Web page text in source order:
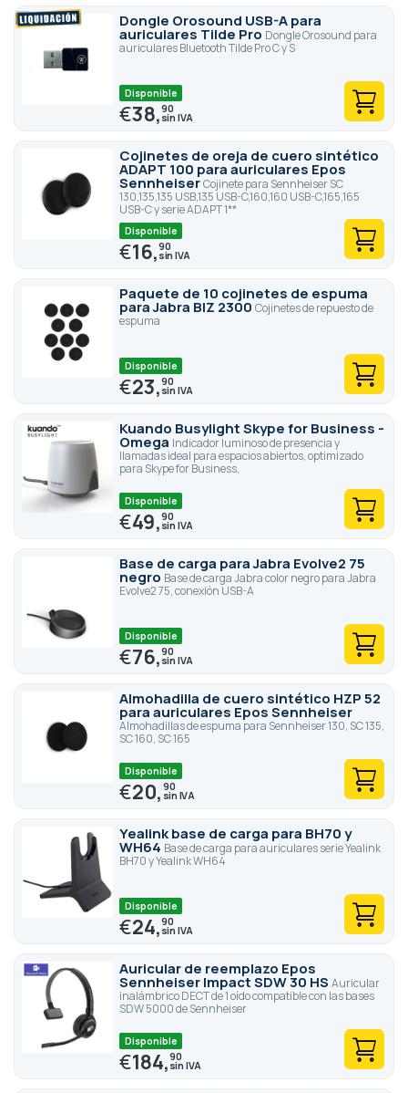
Dongle Orosound USB-A para
auriculares Tilde Pro Dongle Orosound para
auriculares Bluetooth Tilde Pro C y S
Disponible
€38,90
Cojinetes de oreja de cuero sintético
ADAPT 100 para auriculares Epos
SennheiserCojinete para Sennheiser SC
130,135,135 USB,135 USB-C,160,160 USB-C,165,165
USB-C y serie ADAPT 1**
Disponible
€16,90
Paquete de 10 cojinetes de espuma
para Jabra BIZ 2300 Cojinetes de repuesto de
espuma
Disponible
€23,90
Kuando Busylight Skype for Business -
Omega Indicador luminoso de presencia y
llamadas ideal para espacios abiertos, optimizado
para Skype for Business,
Disponible
€49,90
Base de carga para Jabra Evolve2 75
negro Base de carga Jabra color negro para Jabra
Evolve2 75, conexión USB-A
Disponible
€76,90
Almohadilla de cuero sintético HZP 52
para auriculares Epos Sennheiser
Almohadillas de espuma para Sennheiser 130, SC 135,
SC 160, SC 165
Disponible
€20,90
Yealink base de carga para BH70 y
WH64 Base de carga para auriculares serie Yealink
BH70 y Yealink WH64
Disponible
€24,90
Auricular de reemplazo Epos
Sennheiser Impact SDW 30 HS Auricular
inalámbrico DECT de 1 oído compatible con las bases
SDW 5000 de Sennheiser
Disponible
€184,90